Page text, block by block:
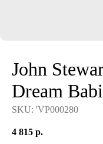
John
Dream
SKU: 'VP000280
4 815 р.